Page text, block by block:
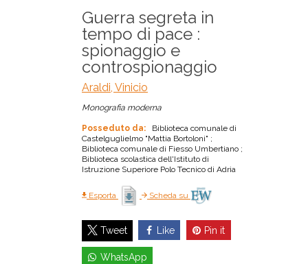
Guerra segreta in
tempo di pace :
spionaggio e
controspionaggio
Araldi, Vinicio
Monografia moderna
Posseduto da:
Biblioteca comunale di
Castelguglielmo "Mattia Bortoloni" ;
Biblioteca comunale di Fiesso Umbertiano ;
Biblioteca scolastica dell'Istituto di
Istruzione Superiore Polo Tecnico di Adria
Esporta Scheda su
Tweet Like Pin it
WhatsApp